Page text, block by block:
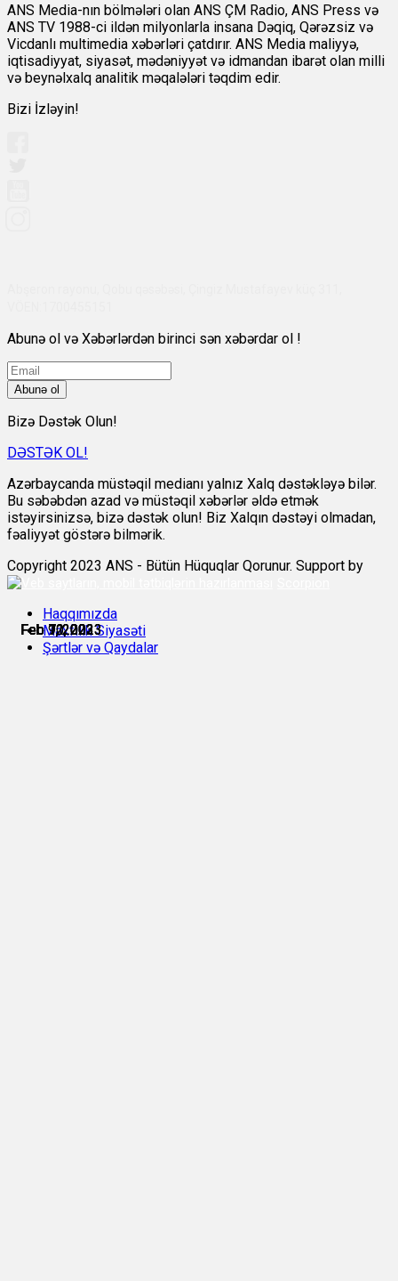
Feb 7, 2023
Feb 7, 2023
Feb 9, 2023
Feb 10, 2023
Feb 11, 2023
Feb 12, 2023
ANS Media-nın bölmələri olan ANS ÇM Radio, ANS Press və
ANS TV 1988-ci ildən milyonlarla insana Dəqiq, Qərəzsiz və
Vicdanlı multimedia xəbərləri çatdırır. ANS Media maliyyə,
iqtisadiyyat, siyasət, mədəniyyət və idmandan ibarət olan milli
və beynəlxalq analitik məqalələri təqdim edir.
Bizi İzləyin!
Abunə ol və Xəbərlərdən birinci sən xəbərdar ol !
Abunə ol
Bizə Dəstək Olun!
DƏSTƏK OL!
Azərbaycanda müstəqil medianı yalnız Xalq dəstəkləyə bilər.
Bu səbəbdən azad və müstəqil xəbərlər əldə etmək
istəyirsinizsə, bizə dəstək olun! Biz Xalqın dəstəyi olmadan,
fəaliyyət göstərə bilmərik.
Copyright 2023 ANS - Bütün Hüquqlar Qorunur. Support by
Haqqımızda
Məxfilik Siyasəti
Şərtlər və Qaydalar